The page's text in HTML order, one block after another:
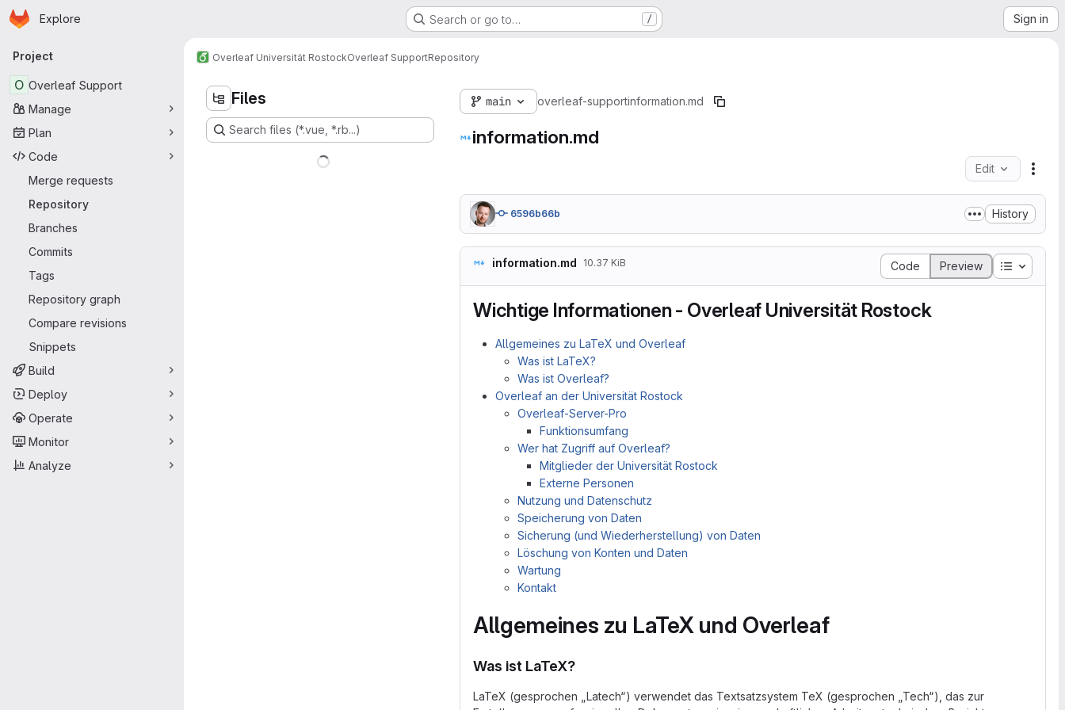
Skip to main content
Homepage
Explore Search or go to… / Sign in
Primary navigation
Project
O Overleaf Support
Manage
Plan
Code
Merge requests
Repository
Branches
Commits
Tags
Repository graph
Compare revisions
Snippets
Build
Deploy
Operate
Monitor
Analyze
Overleaf Universität RostockOverleaf SupportRepository
Files
Search files (*.vue, *.rb...)
main overleaf-supportinformation.md
information.md
Edit
6596b66b History
information.md 10.37 KiB Code Preview Table of
Wichtige Informationen - Overleaf Universität Rostock
Allgemeines zu LaTeX und Overleaf
Was ist LaTeX?
Was ist Overleaf?
Overleaf an der Universität Rostock
Overleaf-Server-Pro
Funktionsumfang
Wer hat Zugriff auf Overleaf?
Mitglieder der Universität Rostock
Externe Personen
Nutzung und Datenschutz
Speicherung von Daten
Sicherung (und Wiederherstellung) von Daten
Löschung von Konten und Daten
Wartung
Kontakt
Allgemeines zu LaTeX und Overleaf
Was ist LaTeX?
LaTeX (gesprochen „Latech“) verwendet das Textsatzsystem TeX (gesprochen „Tech“), das zur